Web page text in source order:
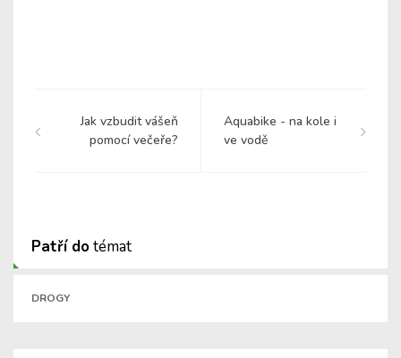
Jak vzbudit vášeň
pomocí večeře?
Aquabike - na kole i
ve vodě
Patří dotémat
DROGY